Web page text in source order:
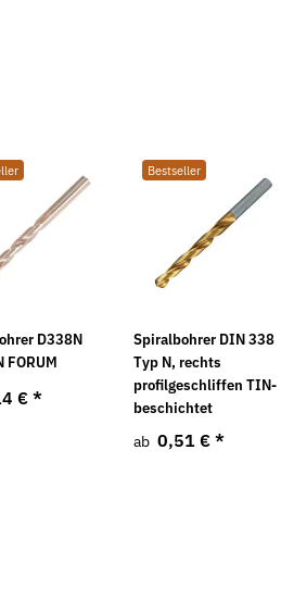
D338N
FORUM
€ *
Bestseller
Spiralbohrer DIN 338
Typ N, rechts
profilgeschliffen TIN-
beschichtet
ab 0,51 € *